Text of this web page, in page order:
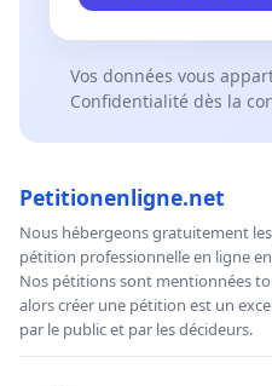
Vos données vous
Confidentialité dès la
Petitionenligne.net
Nous hébergeons gratuitement
pétition professionnelle en ligne
Nos pétitions sont mentionnées
alors créer une pétition est un
par le public et par les décideurs.